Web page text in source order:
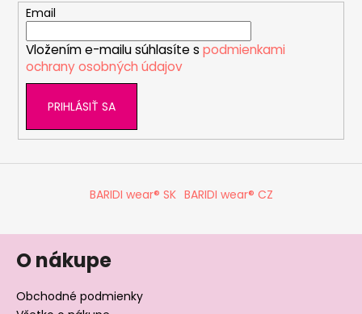
Email
Vložením e-mailu súhlasíte s podmienkami
ochrany osobných údajov
PRIHLÁSIŤ SA
BARIDI wear® SK BARIDI wear® CZ
O nákupe
Obchodné podmienky